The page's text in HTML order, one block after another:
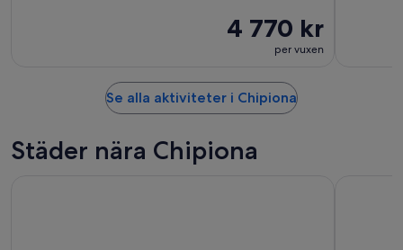
4 770 kr
per vuxen
Se alla aktiviteter i Chipiona
Städer nära Chipiona